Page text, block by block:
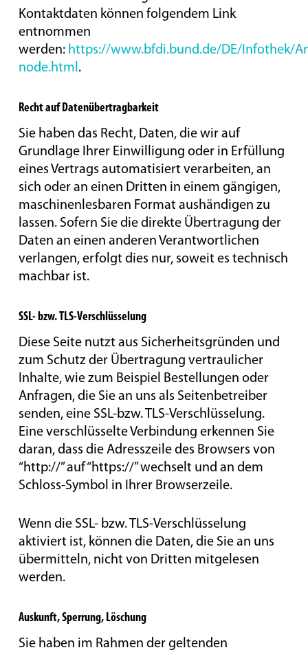
Kontaktdaten können folgendem Link
entnommen
werden: https://www.bfdi.bund.de/DE/Infothek/
node.html.
Recht auf Datenübertragbarkeit
Sie haben das Recht, Daten, die wir auf
Grundlage Ihrer Einwilligung oder in Erfüllung
eines Vertrags automatisiert verarbeiten, an
sich oder an einen Dritten in einem gängigen,
maschinenlesbaren Format aushändigen zu
lassen. Sofern Sie die direkte Übertragung der
Daten an einen anderen Verantwortlichen
verlangen, erfolgt dies nur, soweit es technisch
machbar ist.
SSL- bzw. TLS-Verschlüsselung
Diese Seite nutzt aus Sicherheitsgründen und
zum Schutz der Übertragung vertraulicher
Inhalte, wie zum Beispiel Bestellungen oder
Anfragen, die Sie an uns als Seitenbetreiber
senden, eine SSL-bzw. TLS-Verschlüsselung.
Eine verschlüsselte Verbindung erkennen Sie
daran, dass die Adresszeile des Browsers von
“http://” auf “https://” wechselt und an dem
Schloss-Symbol in Ihrer Browserzeile.
Wenn die SSL- bzw. TLS-Verschlüsselung
aktiviert ist, können die Daten, die Sie an uns
übermitteln, nicht von Dritten mitgelesen
werden.
Auskunft, Sperrung, Löschung
Sie haben im Rahmen der geltenden